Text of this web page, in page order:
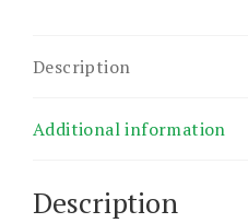
Description
Additional information
Description